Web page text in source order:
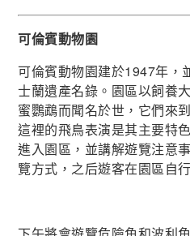
可倫賓動物園
可倫賓動物園建於1947年，
士蘭遺產名錄。園區以飼養
蜜鸚鵡而聞名於世，它們來
這裡的飛鳥表演是其主要特
進入園區，並講解遊覽注意
覽方式，之后遊客在園區自